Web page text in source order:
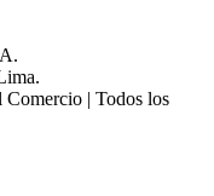
| Todos los